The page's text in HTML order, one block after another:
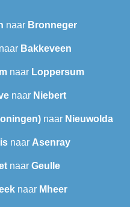
naar Bronneger
naar Bakkeveen
naar Loppersum
naar Niebert
naar Nieuwolda
naar Asenray
naar Geulle
naar Mheer